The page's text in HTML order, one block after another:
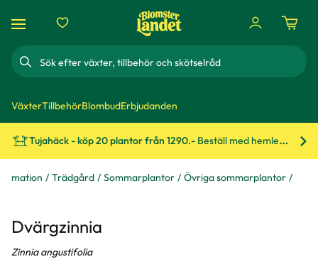
Sök
VäxterTillbehörBlombudErbjudanden
Tujahäck - köp 20 plantor från 1290.- Beställ med hemleverans!
Trädgård Sommarplantor Övriga sommarplantor
Dvärgzinnia
Zinnia angustifolia